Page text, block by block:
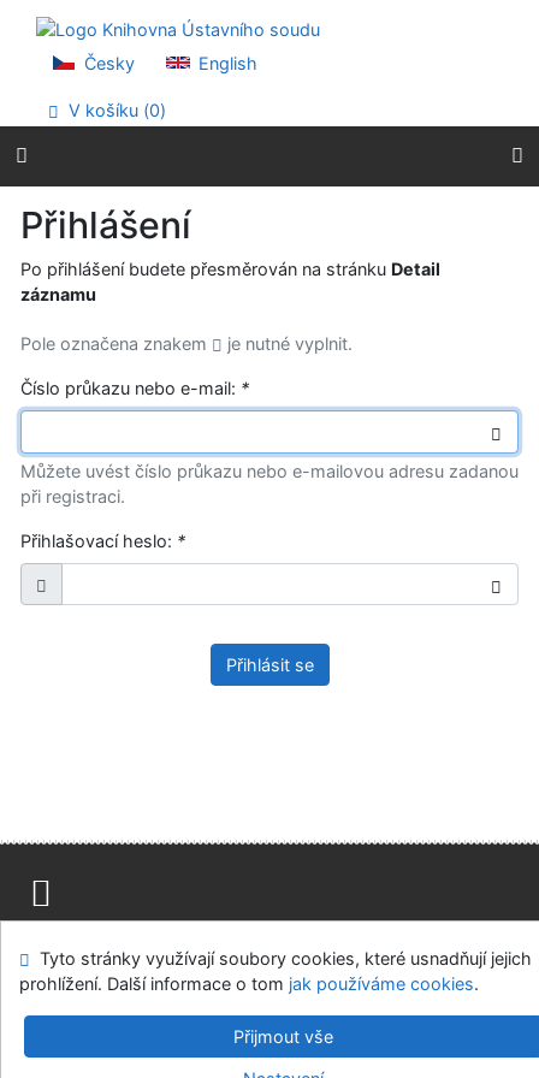
Přejít na menu
Prohlášení o webové přístupnosti
Česky English
V košíku (0)
Přihlášení
Po přihlášení budete přesměrován na stránku Detail
záznamu
Pole označena znakem je nutné vyplnit.
Číslo průkazu nebo e-mail: *
Můžete uvést číslo průkazu nebo e-mailovou adresu zadanou
při registraci.
Přihlašovací heslo: *
Přihlásit se
Modul OpenSearch
Napište nám Nastavení cookies
Ústavní soud, IČO: 48513687, se sídlem Joštova 625/8,
Tyto stránky využívají soubory cookies, které usnadňují jejich
prohlížení. Další informace o tom jak používáme cookies.
Přijmout vše